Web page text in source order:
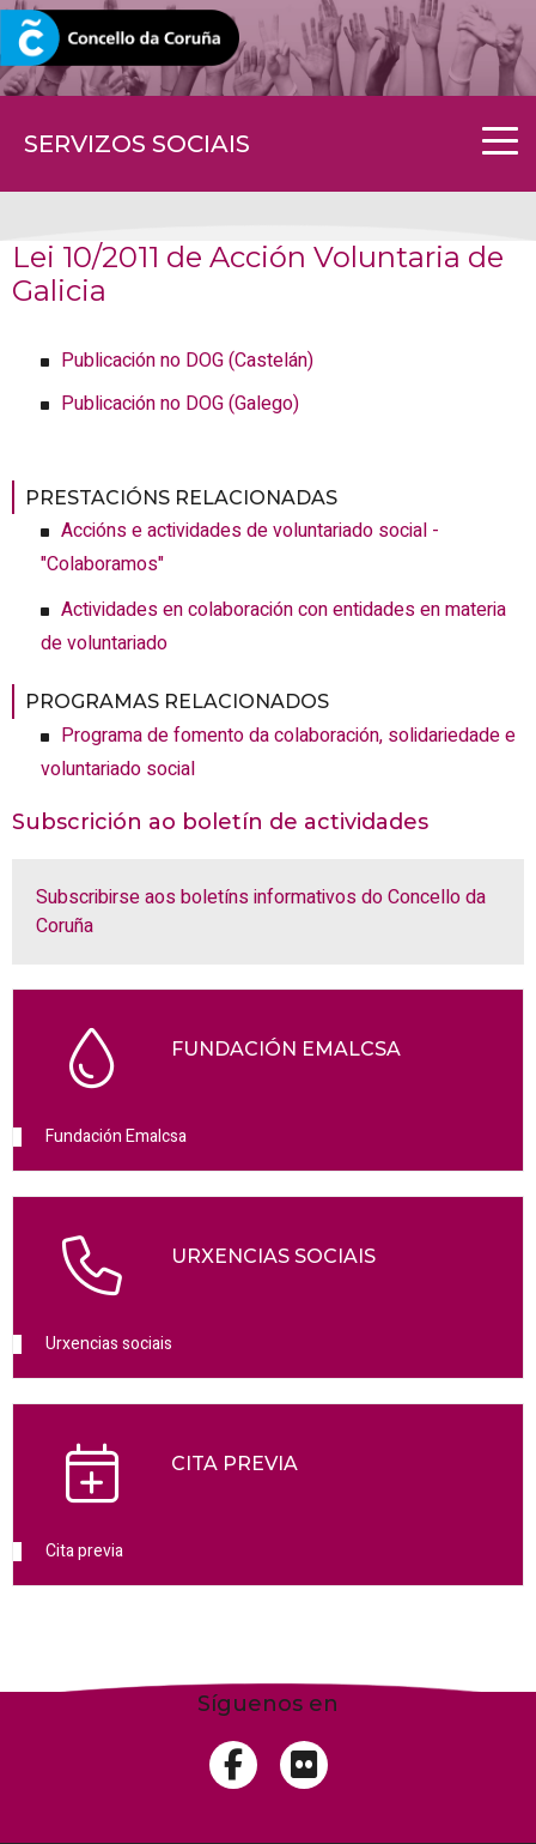
SERVIZOS SOCIAIS
CORUNA.GAL
Lei 10/2011 de Acción Voluntaria de
Galicia
Publicación no DOG (Castelán)
Publicación no DOG (Galego)
PRESTACIÓNS RELACIONADAS
Accións e actividades de voluntariado social -
"Colaboramos"
Actividades en colaboración con entidades en materia
de voluntariado
PROGRAMAS RELACIONADOS
Programa de fomento da colaboración, solidariedade e
voluntariado social
Subscrición ao boletín de actividades
Subscribirse aos boletíns informativos do Concello da
Coruña
FUNDACIÓN EMALCSA
Fundación Emalcsa
URXENCIAS SOCIAIS
Urxencias sociais
CITA PREVIA
Cita previa
Síguenos en